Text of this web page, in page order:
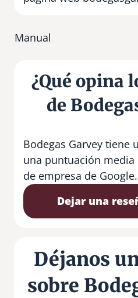
Manual
¿Qué opina
de
Bodegas Garvey tiene
una puntuación media
de empresa de Google.
Dejar una
Déjanos
sobre